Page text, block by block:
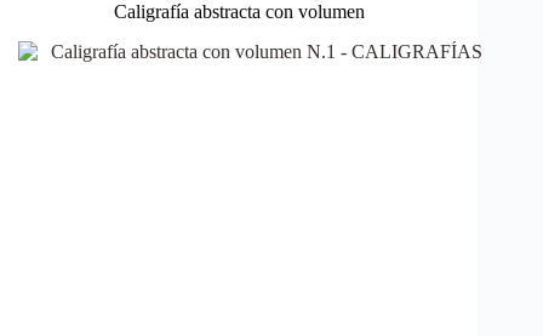
Caligrafía abstracta con volumen